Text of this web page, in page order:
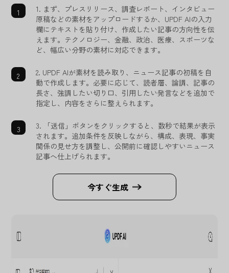
1. まず、プレスリリース、調査レポート、インタビュー
原稿などの素材をアップロードするか、UPDF AIの入力
欄にテキストを貼り付け、作成したい記事の方向性を伝
えます。テクノロジー、金融、政治、医療、スポーツな
ど、幅広い分野の素材に対応できます。
2. UPDF AIが素材を読み取り、ニュース記事の初稿を自
動で作成します。必要に応じて、読者層、論調、記事の
長さ、強調したい切り口、引用したい発言などを追加で
指定し、内容をさらに整えられます。
3. 「送信」ボタンをクリックすると、数秒で結果が表示
されます。追加条件を反映しながら、構成、表現、事実
関係の見せ方を調整し、公開前に確認しやすいニュース
記事へ仕上げられます。
今すぐ生成